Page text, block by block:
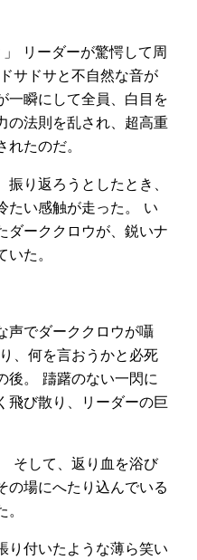
リーダーが驚愕して周
サドサと不自然な音が
一瞬にして全員、白目を
の法則を乱され、超高重
たのだ。
り返ろうとしたとき、
たい感触が走った。 い
ダーククロウが、鋭いナ
た。
声でダーククロウが囁
、何を言おうかと必死
後。 躊躇のない一閃に
飛び散り、リーダーの巨
そして、返り血を浴び
の場にへたり込んでいる
り付いたような薄ら笑い